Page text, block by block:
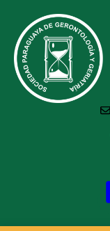
contenido